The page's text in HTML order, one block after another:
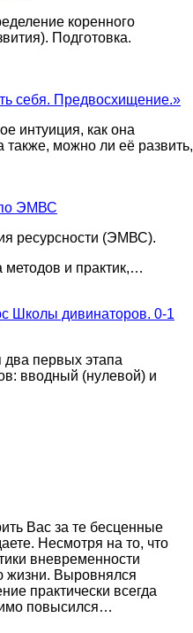
коренного
Подготовка.
себя. Предвосхищение.»
интуиция, как она
также, можно ли её развить,
по ЭМВС
ресурсности (ЭМВС).
методов и практик,…
Школы дивинаторов. 0-1
два первых этапа
вводный (нулевой) и
Вас за те бесценные
Несмотря на то, что
вневременности
Выровнялся
практически всегда
повысился…